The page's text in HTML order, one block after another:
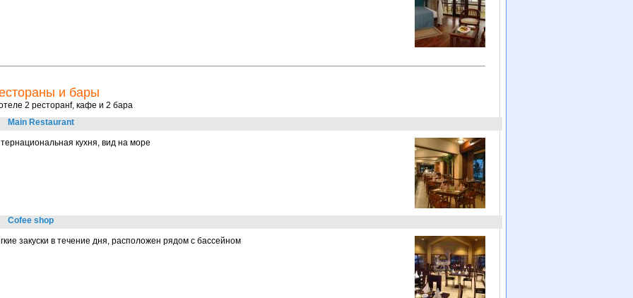
и бары
2 ресторанf, кафе и 2 бара
Main Restaurant
кухня, вид на море
Cofee shop
закуски в течение дня, расположен рядом с бассейном